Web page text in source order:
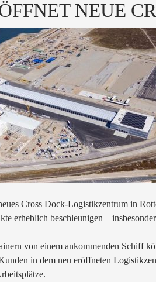
NEUE
Cross Dock-Logistikzentrum in
erheblich beschleunigen –
von einem ankommenden Schiff
in dem neu eröffneten